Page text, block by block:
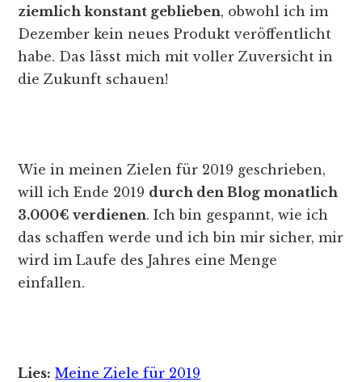
ziemlich konstant geblieben, obwohl ich im
Dezember kein neues Produkt veröffentlicht
habe. Das lässt mich mit voller Zuversicht in
die Zukunft schauen!
Wie in meinen Zielen für 2019 geschrieben,
will ich Ende 2019 durch den Blog monatlich
3.000€ verdienen. Ich bin gespannt, wie ich
das schaffen werde und ich bin mir sicher, mir
wird im Laufe des Jahres eine Menge
einfallen.
Lies: Meine Ziele für 2019